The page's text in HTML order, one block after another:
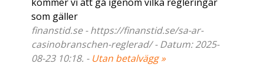
som gäller
finanstid.se - https://finanstid.se/sa-ar-
casinobranschen-reglerad/ - Datum: 2025-
08-23 10:18. - Utan betalvägg »